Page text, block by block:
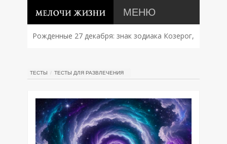
МЕНЮ
Рожденные 27 декабря: знак зодиака Козерог,
ТЕСТЫ ТЕСТЫ ДЛЯ РАЗВЛЕЧЕНИЯ